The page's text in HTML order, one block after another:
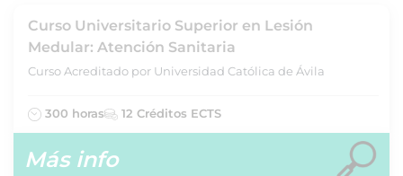
Curso Universitario Superior en Lesión
Medular: Atención Sanitaria
Curso Acreditado por Universidad Católica de Ávila
300 horas 12 Créditos ECTS
Más info